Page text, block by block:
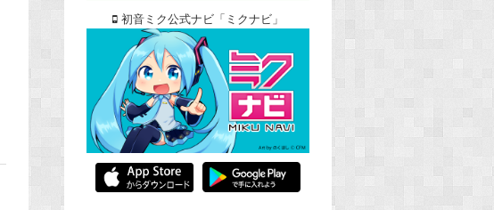
初音ミク公式ナビ「ミクナビ」